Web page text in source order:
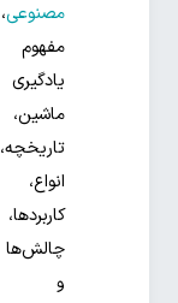
مصنوعی،
مفهوم
یادگیری
ماشین،
تاریخچه،
انواع،
کاربردها،
چالش‌ها
و